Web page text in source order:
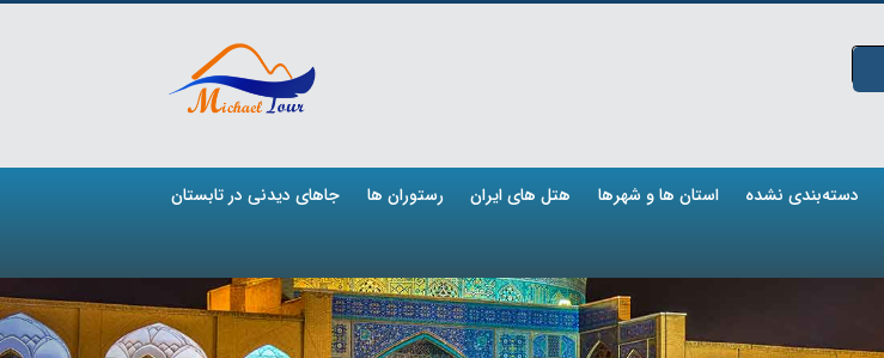
دسته‌بندی نشده استان ها و شهرها هتل های ایران رستوران ها جاهای دیدنی در تابستان